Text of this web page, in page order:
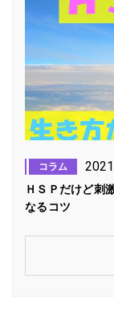
コラム
ＨＳＰだけど刺
なるコツ